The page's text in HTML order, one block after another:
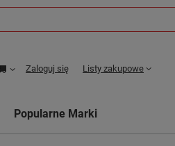
Zaloguj się Listy zakupowe
Popularne Marki